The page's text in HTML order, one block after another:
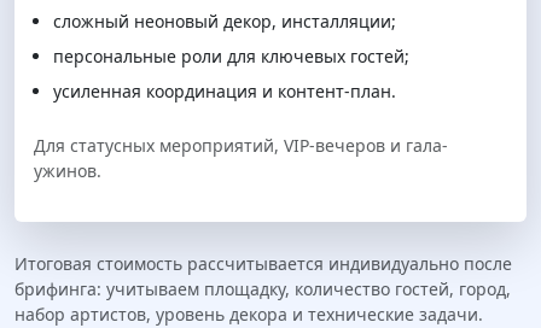
сложный неоновый декор, инсталляции;
персональные роли для ключевых гостей;
усиленная координация и контент-план.
Для статусных мероприятий, VIP-вечеров и гала-
ужинов.
Итоговая стоимость рассчитывается индивидуально после
брифинга: учитываем площадку, количество гостей, город,
набор артистов, уровень декора и технические задачи.